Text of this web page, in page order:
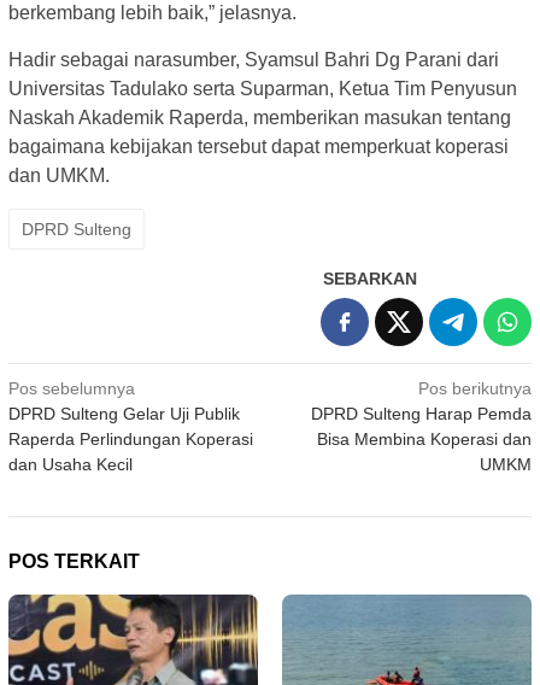
berkembang lebih baik,” jelasnya.
Hadir sebagai narasumber, Syamsul Bahri Dg Parani dari
Universitas Tadulako serta Suparman, Ketua Tim Penyusun
Naskah Akademik Raperda, memberikan masukan tentang
bagaimana kebijakan tersebut dapat memperkuat koperasi
dan UMKM.
DPRD Sulteng
SEBARKAN
Navigasi
pos
Pos sebelumnya
DPRD Sulteng Gelar Uji Publik
Raperda Perlindungan Koperasi
dan Usaha Kecil
Pos berikutnya
DPRD Sulteng Harap Pemda
Bisa Membina Koperasi dan
UMKM
POS TERKAIT